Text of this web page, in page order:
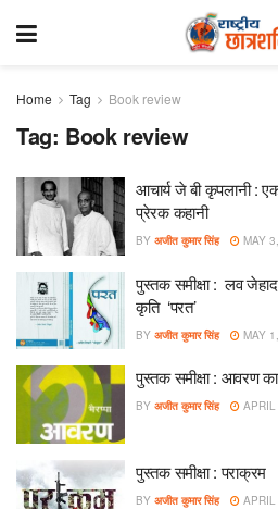
Home Tag Book review
Tag: Book review
आचार्य जे बी कृपलानी :
प्रेरक कहानी
BY अजीत कुमार सिंह MAY
पुस्तक समीक्षा : लव जेहाद
कृति ‘परत’
BY अजीत कुमार सिंह MAY
पुस्तक समीक्षा : आवरण
BY अजीत कुमार सिंह
पुस्तक समीक्षा : पराक्रम
BY अजीत कुमार सिंह